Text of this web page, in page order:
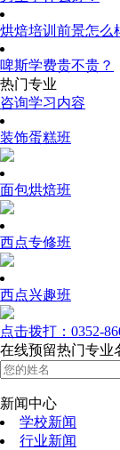
烘焙培训前景怎么
啤斯学费贵不贵？
热门专业
咨询学习内容
装饰蛋糕班
面包烘焙班
西点专修班
西点兴趣班
点击拨打：0352-
在线预留热门专业
新闻中心
学校新闻
行业新闻